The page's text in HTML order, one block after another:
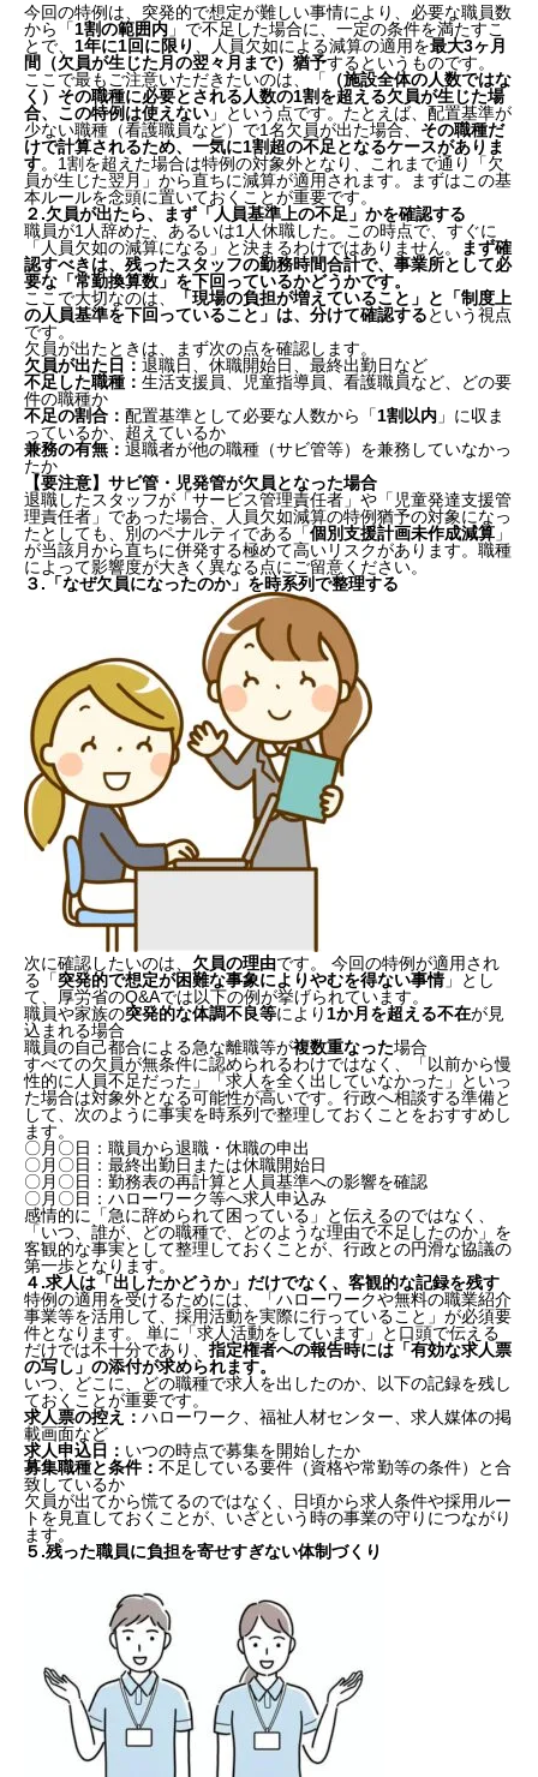
今回の特例は、突発的で想定が難しい事情により、必要な職員数
から「1割の範囲内 」で不足した場合に、一定の条件を満たすこ
とで、 1年に1回に限り 、人員欠如による減算の適用を最大3ヶ月
間（欠員が生じた月の翌々月まで）猶予するというものです。
ここで最もご注意いただきたいのは、「
（施設全体の人数ではな
く）その職種に必要とされる人数の1割を超える欠員が生じた場
合、この特例は使えない 」という点です。 たとえば、配置基準が
少ない職種（看護職員など）で1名欠員が出た場合、 その職種だ
けで計算されるため、一気に1割超の不足となるケースがありま
す。1割を超えた場合は特例の対象外となり、これまで通り「欠
員が生じた翌月」から直ちに減算が適用されます。
まずはこの基
本ルールを念頭に置いておくことが重要です。
２.欠員が出たら、まず「人員基準上の不足」かを確認する
職員が1人辞めた、あるいは1人休職した。この時点で、すぐに
「人員欠如の減算になる」と決まるわけではありません。
まず確
認すべきは、残ったスタッフの勤務時間合計で、事業所として必
要な「常勤換算数」を下回っているかどうかです。
ここで大切なのは、
「現場の負担が増えていること」と「制度上
の人員基準を下回っていること」は、分けて確認するという視点
です。
欠員が出たときは、まず次の点を確認します。
欠員が出た日： 退職日、休職開始日、最終出勤日など
不足した職種： 生活支援員、児童指導員、看護職員など、どの要
件の職種か
不足の割合： 配置基準として必要な人数から「1割以内 」に収ま
っているか、超えているか
兼務の有無： 退職者が他の職種（サビ管等）を兼務していなかっ
たか
【要注意】サビ管・児発管が欠員となった場合
退職したスタッフが「サービス管理責任者」や「児童発達支援管
理責任者」であった場合、人員欠如減算の特例猶予の対象になっ
たとしても、別のペナルティである「個別支援計画未作成減算 」
が当該月から直ちに併発する極めて高いリスクがあります。職種
によって影響度が大きく異なる点にご留意ください。
３. 「なぜ欠員になったのか」を時系列で整理する
次に確認したいのは、 欠員の理由です。 今回の特例が適用され
る「突発的で想定が困難な事象によりやむを得ない事情」とし
て、厚労省のQ&Aでは以下の例が挙げられています。
職員や家族の突発的な体調不良等により 1か月を超える不在が見
込まれる場合
職員の自己都合による急な離職等が複数重なった場合
すべての欠員が無条件に認められるわけではなく、「以前から慢
性的に人員不足だった」「求人を全く出していなかった」といっ
た場合は対象外となる可能性が高いです。行政へ相談する準備と
して、次のように事実を時系列で整理しておくことをおすすめし
ます。
〇月〇日：職員から退職・休職の申出
〇月〇日：最終出勤日または休職開始日
〇月〇日：勤務表の再計算と人員基準への影響を確認
〇月〇日：ハローワーク等へ求人申込み
感情的に「急に辞められて困っている」と伝えるのではなく、
「いつ、誰が、どの職種で、どのような理由で不足したのか」を
客観的な事実として整理しておくことが、行政との円滑な協議の
第一歩となります。
４.求人は「出したかどうか」だけでなく、客観的な記録を残す
特例の適用を受けるためには、「ハローワークや無料の職業紹介
事業等を活用して、採用活動を実際に行っていること」が必須要
件となります。 単に「求人活動をしています」と口頭で伝える
だけでは不十分であり、 指定権者への報告時には「有効な求人票
の写し」の添付が求められます。
いつ、どこに、どの職種で求人を出したのか、以下の記録を残し
ておくことが重要です。
求人票の控え： ハローワーク、福祉人材センター、求人媒体の掲
載画面など
求人申込日： いつの時点で募集を開始したか
募集職種と条件： 不足している要件（資格や常勤等の条件）と合
致しているか
欠員が出てから慌てるのではなく、日頃から求人条件や採用ルー
トを見直しておくことが、いざという時の事業の守りにつながり
ます。
５.残った職員に負担を寄せすぎない体制づくり